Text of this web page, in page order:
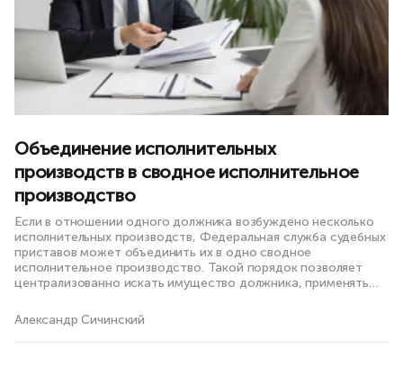
Объединение исполнительных
производств в сводное исполнительное
производство
Если в отношении одного должника возбуждено несколько
исполнительных производств, Федеральная служба судебных
приставов может объединить их в одно сводное
исполнительное производство. Такой порядок позволяет
централизованно искать имущество должника, применять
Александр Сичинский